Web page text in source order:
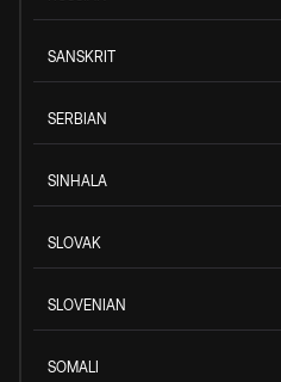
SANSKRIT
SERBIAN
SINHALA
SLOVAK
SLOVENIAN
SOMALI